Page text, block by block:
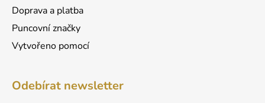
Doprava a platba
Puncovní značky
Vytvořeno pomocí
Odebírat newsletter